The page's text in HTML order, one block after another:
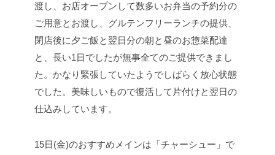
渡し、お店オープンして数多いお弁当の予約分の
ご用意とお渡し、グルテンフリーランチの提供、
閉店後に夕ご飯と翌日分の朝と昼のお惣菜配達
と、長い1日でしたが無事全てのご提供できまし
た。かなり緊張していたようでしばらく放心状態
でした。美味しいもので復活して片付けと翌日の
仕込みしています。
15日(金)のおすすめメインは「チャーシュー」で